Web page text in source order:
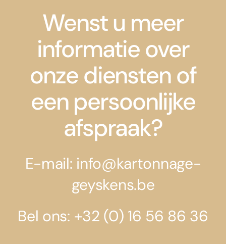
Wenst u meer
informatie over
onze diensten of
een persoonlijke
afspraak?
E-mail: info@kartonnage-
geyskens.be
Bel ons: +32 (0) 16 56 86 36